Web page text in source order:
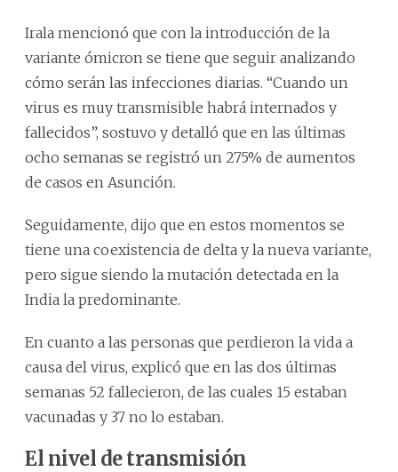
Irala mencionó que con la introducción de la
variante ómicron se tiene que seguir analizando
cómo serán las infecciones diarias. “Cuando un
virus es muy transmisible habrá internados y
fallecidos”, sostuvo y detalló que en las últimas
ocho semanas se registró un 275% de aumentos
de casos en Asunción.
Seguidamente, dijo que en estos momentos se
tiene una coexistencia de delta y la nueva variante,
pero sigue siendo la mutación detectada en la
India la predominante.
En cuanto a las personas que perdieron la vida a
causa del virus, explicó que en las dos últimas
semanas 52 fallecieron, de las cuales 15 estaban
vacunadas y 37 no lo estaban.
El nivel de transmisión